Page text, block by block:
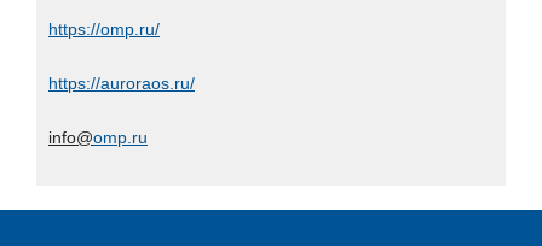
Актив
https://omp.ru/
https://auroraos.ru/
info@omp.ru